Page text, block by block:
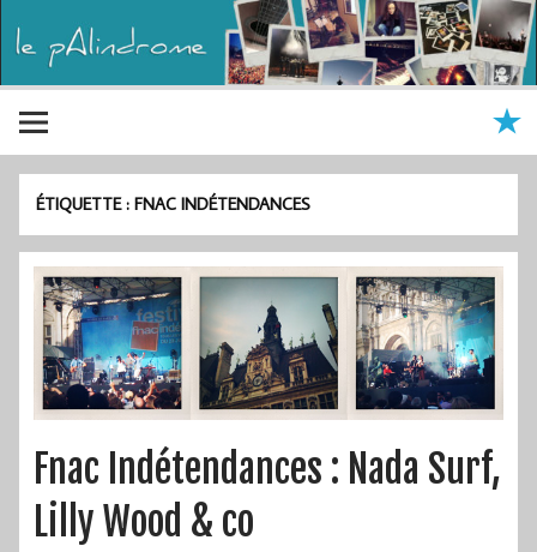
ÉTIQUETTE :FNAC INDÉTENDANCES
Fnac Indétendances : Nada Surf,
Lilly Wood & co